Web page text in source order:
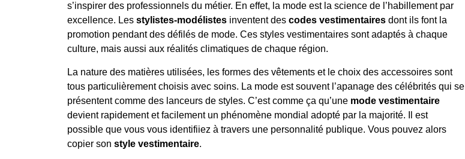
s’inspirer des professionnels du métier. En effet, la mode est la science de l’habillement par
excellence. Les stylistes-modélistes inventent des codes vestimentaires dont ils font la
promotion pendant des défilés de mode. Ces styles vestimentaires sont adaptés à chaque
culture, mais aussi aux réalités climatiques de chaque région.
La nature des matières utilisées, les formes des vêtements et le choix des accessoires sont
tous particulièrement choisis avec soins. La mode est souvent l’apanage des célébrités qui se
présentent comme des lanceurs de styles. C’est comme ça qu’une mode vestimentaire
devient rapidement et facilement un phénomène mondial adopté par la majorité. Il est
possible que vous vous identifiiez à travers une personnalité publique. Vous pouvez alors
copier son style vestimentaire.